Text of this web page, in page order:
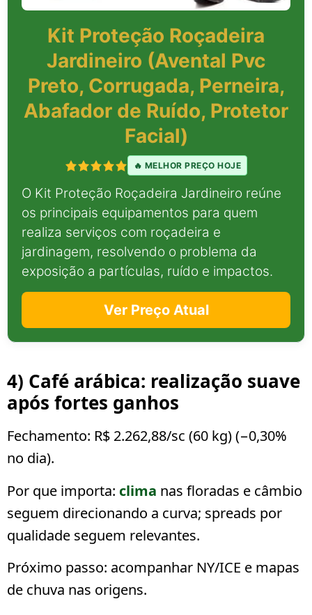
Kit Proteção Roçadeira
Jardineiro (Avental Pvc
Preto, Corrugada, Perneira,
Abafador de Ruído, Protetor
Facial)
🔥 MELHOR PREÇO HOJE
O Kit Proteção Roçadeira Jardineiro reúne
os principais equipamentos para quem
realiza serviços com roçadeira e
jardinagem, resolvendo o problema da
exposição a partículas, ruído e impactos.
Ver Preço Atual
4) Café arábica: realização suave
após fortes ganhos
Fechamento: R$ 2.262,88/sc (60 kg)(−0,30%
no dia).
Por que importa: clima nas floradas e câmbio
seguem direcionando a curva; spreads por
qualidade seguem relevantes.
Próximo passo: acompanhar NY/ICE e mapas
de chuva nas origens.